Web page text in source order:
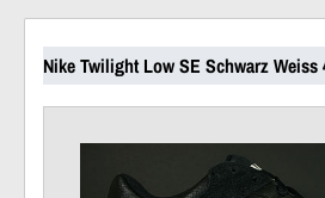
Nike Twilight Low SE Schwarz Weiss